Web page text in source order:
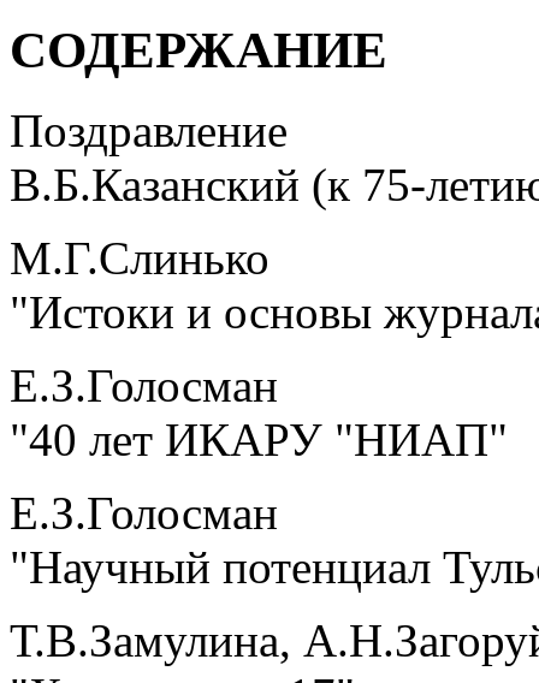
СОДЕРЖАНИЕ
Поздравление
В.Б.Казанский (к 75-
М.Г.Слинько
"Истоки и основы
Е.З.Голосман
"40 лет ИКАРУ "НИАП"
Е.З.Голосман
"Научный потенциал
Т.В.Замулина,